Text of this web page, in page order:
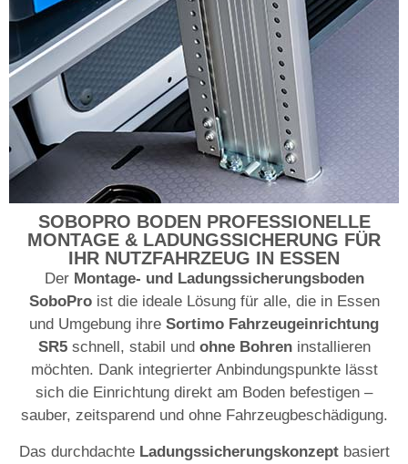
SOBOPRO BODEN PROFESSIONELLE
MONTAGE & LADUNGSSICHERUNG FÜR
IHR NUTZFAHRZEUG IN ESSEN
Der Montage- und Ladungssicherungsboden
SoboProist die ideale Lösung für alle, die in Essen
und Umgebung ihre Sortimo Fahrzeugeinrichtung
SR5schnell, stabil und ohne Bohreninstallieren
möchten. Dank integrierter Anbindungspunkte lässt
sich die Einrichtung direkt am Boden befestigen –
sauber, zeitsparend und ohne Fahrzeugbeschädigung.
Das durchdachte Ladungssicherungskonzeptbasiert